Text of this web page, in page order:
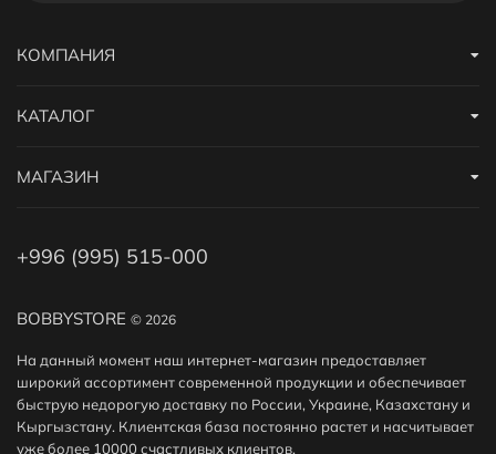
BOBBYSTORE © 2026
На данный момент наш интернет-магазин предоставляет
широкий ассортимент современной продукции и обеспечивает
быструю недорогую доставку по России, Украине, Казахстану и
Кыргызстану. Клиентская база постоянно растет и насчитывает
уже более 10000 счастливых клиентов.
КОМПАНИЯ
КАТАЛОГ
МАГАЗИН
+996 (995) 515-000